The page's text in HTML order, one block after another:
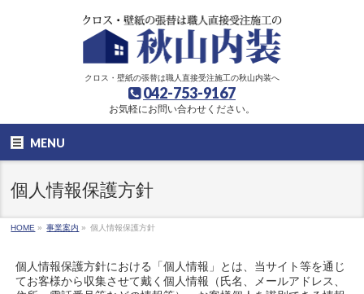
クロス・壁紙の張替は職人直接受注施工の秋山内装へ
042-753-9167
お気軽にお問い合わせください。
MENU
個人情報保護方針
HOME » 事業案内 » 個人情報保護方針
個人情報保護方針における「個人情報」とは、当サイト等を通じ
てお客様から収集させて戴く個人情報（氏名、メールアドレス、